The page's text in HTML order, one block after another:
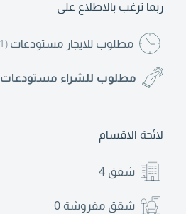
ربما ترغب بالاطلاع على
مطلوب للايجار مستودعات (1)
مطلوب للشراء مستودعات
لائحة الاقسام
شقق 4
شقق مفروشة 0